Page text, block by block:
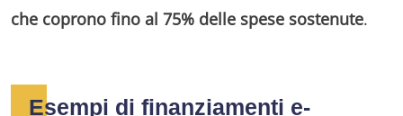
che coprono fino al 75% delle spese sostenute.
Esempi di finanziamenti e-